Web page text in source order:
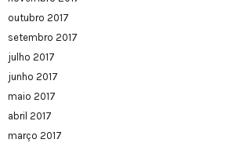
outubro 2017
setembro 2017
julho 2017
junho 2017
maio 2017
abril 2017
março 2017